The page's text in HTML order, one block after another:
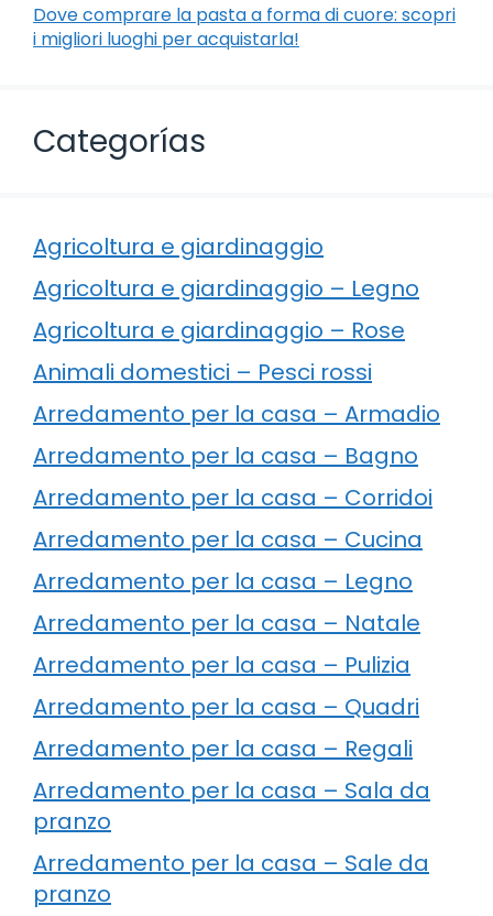
Dove comprare la pasta a forma di cuore: scopri
i migliori luoghi per acquistarla!
Categorías
Agricoltura e giardinaggio
Agricoltura e giardinaggio – Legno
Agricoltura e giardinaggio – Rose
Animali domestici – Pesci rossi
Arredamento per la casa – Armadio
Arredamento per la casa – Bagno
Arredamento per la casa – Corridoi
Arredamento per la casa – Cucina
Arredamento per la casa – Legno
Arredamento per la casa – Natale
Arredamento per la casa – Pulizia
Arredamento per la casa – Quadri
Arredamento per la casa – Regali
Arredamento per la casa – Sala da
pranzo
Arredamento per la casa – Sale da
pranzo